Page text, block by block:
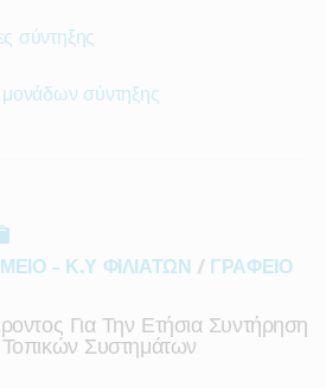
σύντηξης
σύντηξης
- Κ.Υ ΦΙΛΙΑΤΩΝ / ΓΡΑΦΕΙΟ
Για Την Ετήσια Συντήρηση
Συστημάτων